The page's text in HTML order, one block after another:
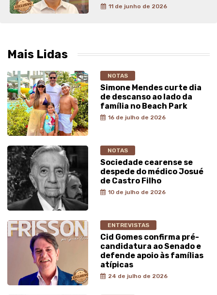
11 de junho de 2026
Mais Lidas
NOTAS
Simone Mendes curte dia
de descanso ao lado da
família no Beach Park
16 de julho de 2026
NOTAS
Sociedade cearense se
despede do médico Josué
de Castro Filho
10 de julho de 2026
ENTREVISTAS
Cid Gomes confirma pré-
candidatura ao Senado e
defende apoio às famílias
atípicas
24 de julho de 2026